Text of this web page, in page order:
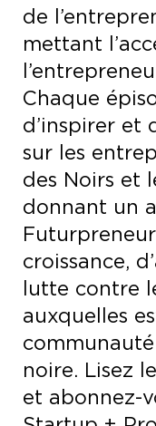
de
mettant
Chaque
d’inspirer et
sur les
des Noirs et
donnant un
croissance,
lutte contre
auxquelles
noire. Lisez
et abonnez-